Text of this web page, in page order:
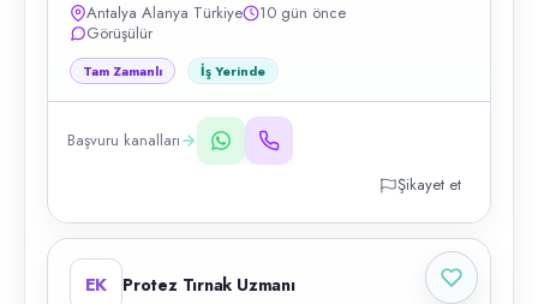
Antalya Alanya Türkiye
10 gün önce
Görüşülür
Tam Zamanlı İş Yerinde
Başvuru kanalları
Şikayet et
EK Protez Tırnak Uzmanı